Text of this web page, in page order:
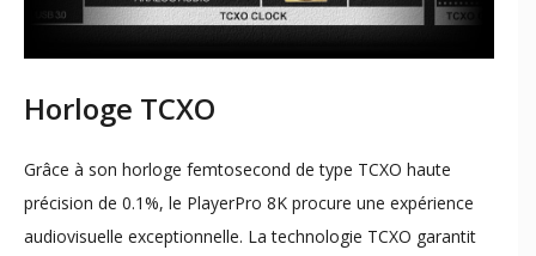
Horloge TCXO
Grâce à son horloge femtosecond de type TCXO haute
précision de 0.1%, le PlayerPro 8K procure une expérience
audiovisuelle exceptionnelle. La technologie TCXO garantit